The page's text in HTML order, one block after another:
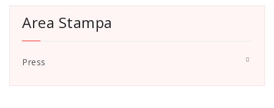
Area Stampa
Press